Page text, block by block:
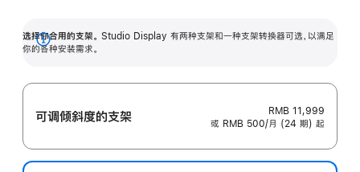
选择你合用的支架。 Studio Display 有两种支架和一种支架转换器可选，以满足
你的各种安装需求。
展
可调倾斜度的支架
RMB 11,999
或 RMB 500/月 (24 期) 起